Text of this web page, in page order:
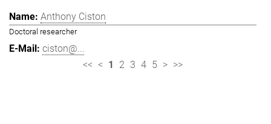
Anthony Ciston
Doctoral researcher
ciston@...
<< < 1 2 3 4 5 > >>